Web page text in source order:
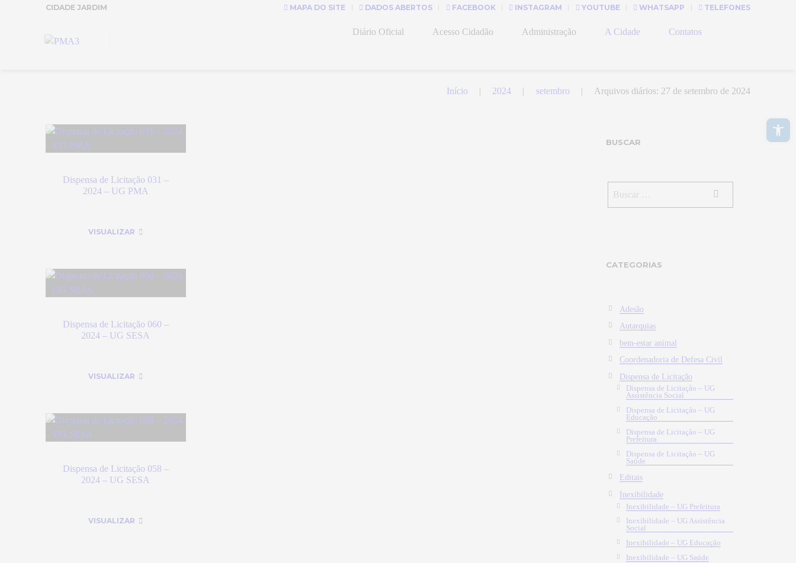
CIDADE JARDIM MAPA DO SITE DADOS ABERTOS FACEBOOK INSTAGRAM YOUTUBE WHATSAPP TELEFONES
Diário Oficial Acesso Cidadão Administração A Cidade Contatos
Início 2024 setembro Arquivos diários: 27 de setembro de 2024
Dispensa de Licitação 031 –
2024 – UG PMA
VISUALIZAR
Dispensa de Licitação 060 –
2024 – UG SESA
VISUALIZAR
Dispensa de Licitação 058 –
2024 – UG SESA
VISUALIZAR
BUSCAR
CATEGORIAS
Adesão
Autarquias
bem-estar animal
Coordenadoria de Defesa Civil
Dispensa de Licitação
Dispensa de Licitação – UG
Assistência Social
Dispensa de Licitação – UG
Educação
Dispensa de Licitação – UG
Prefeitura
Dispensa de Licitação – UG
Saúde
Editais
Inexibilidade
Inexibilidade – UG Prefeitura
Inexibilidade – UG Assistência
Social
Inexibilidade – UG Educação
Inexibilidade – UG Saúde
Abrir a barra de ferramentas